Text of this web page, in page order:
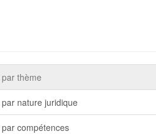
thème
nature juridique
compétences